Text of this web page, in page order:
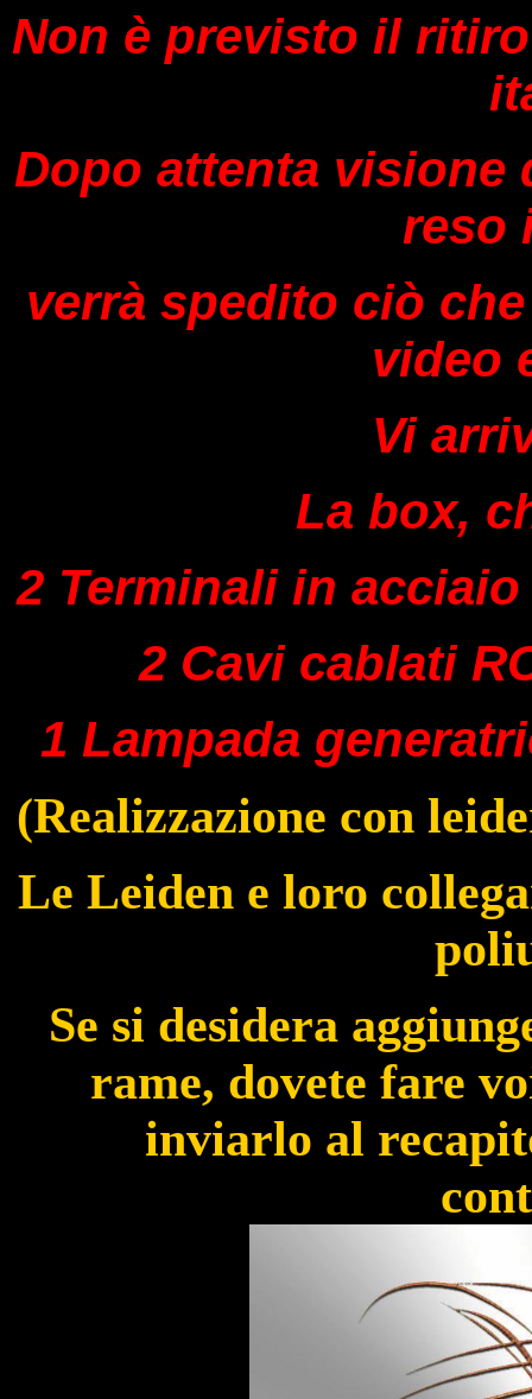
Non è previsto il
Dopo attenta visione
reso
verrà spedito ciò
video
Vi
La box,
2 Terminali in
2 Cavi cablati
1 Lampada
(Realizzazione con
Le Leiden e loro
Se si desidera
rame, dovete fare
inviarlo al